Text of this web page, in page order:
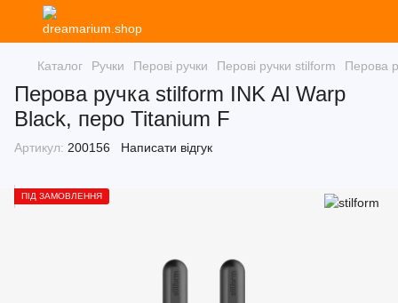
Каталог Ручки Перові ручки Перові ручки stilform Перова
Перова ручка stilform INK Al Warp
Black, перо Titanium F
Артикул: 200156 Написати відгук
ПІД ЗАМОВЛЕННЯ